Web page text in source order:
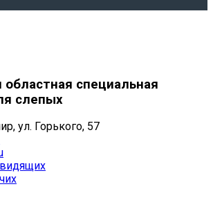
специальная
слепых
ул. Горького, 57